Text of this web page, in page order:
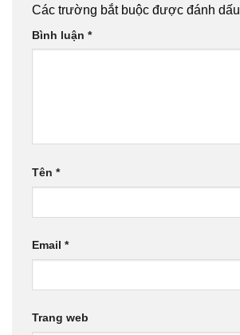
Các trường bắt buộc được đánh dấu
Bình luận *
Tên *
Email *
Trang web